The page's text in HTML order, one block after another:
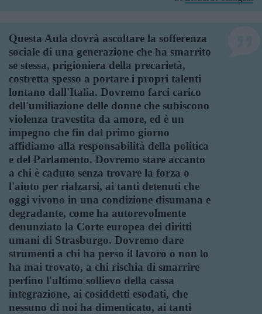
Questa Aula dovrà ascoltare la sofferenza
sociale di una generazione che ha smarrito
se stessa, prigioniera della precarietà,
costretta spesso a portare i propri talenti
lontano dall'Italia. Dovremo farci carico
dell'umiliazione delle donne che subiscono
violenza travestita da amore, ed è un
impegno che fin dal primo giorno
affidiamo alla responsabilità della politica
e del Parlamento. Dovremo stare accanto
a chi è caduto senza trovare la forza o
l'aiuto per rialzarsi, ai tanti detenuti che
oggi vivono in una condizione disumana e
degradante, come ha autorevolmente
denunziato la Corte europea dei diritti
umani di Strasburgo. Dovremo dare
strumenti a chi ha perso il lavoro o non lo
ha mai trovato, a chi rischia di smarrire
perfino l'ultimo sollievo della cassa
integrazione, ai cosiddetti esodati, che
nessuno di noi ha dimenticato, ai tanti